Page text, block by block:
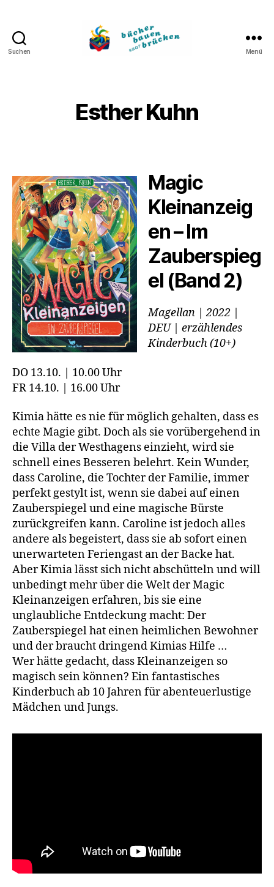
Suchen Menü
Esther Kuhn
Magic
Kleinanzeig
en – Im
Zauberspieg
el (Band 2)
Magellan | 2022 |
DEU | erzählendes
Kinderbuch (10+)
DO 13.10. | 10.00 Uhr
FR 14.10. | 16.00 Uhr
Kimia hätte es nie für möglich gehalten, dass es
echte Magie gibt. Doch als sie vorübergehend in
die Villa der Westhagens einzieht, wird sie
schnell eines Besseren belehrt. Kein Wunder,
dass Caroline, die Tochter der Familie, immer
perfekt gestylt ist, wenn sie dabei auf einen
Zauberspiegel und eine magische Bürste
zurückgreifen kann. Caroline ist jedoch alles
andere als begeistert, dass sie ab sofort einen
unerwarteten Feriengast an der Backe hat.
Aber Kimia lässt sich nicht abschütteln und will
unbedingt mehr über die Welt der Magic
Kleinanzeigen erfahren, bis sie eine
unglaubliche Entdeckung macht: Der
Zauberspiegel hat einen heimlichen Bewohner
und der braucht dringend Kimias Hilfe …
Wer hätte gedacht, dass Kleinanzeigen so
magisch sein können? Ein fantastisches
Kinderbuch ab 10 Jahren für abenteuerlustige
Mädchen und Jungs.